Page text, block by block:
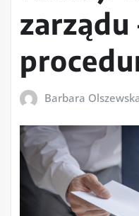
zarządu
Barbara